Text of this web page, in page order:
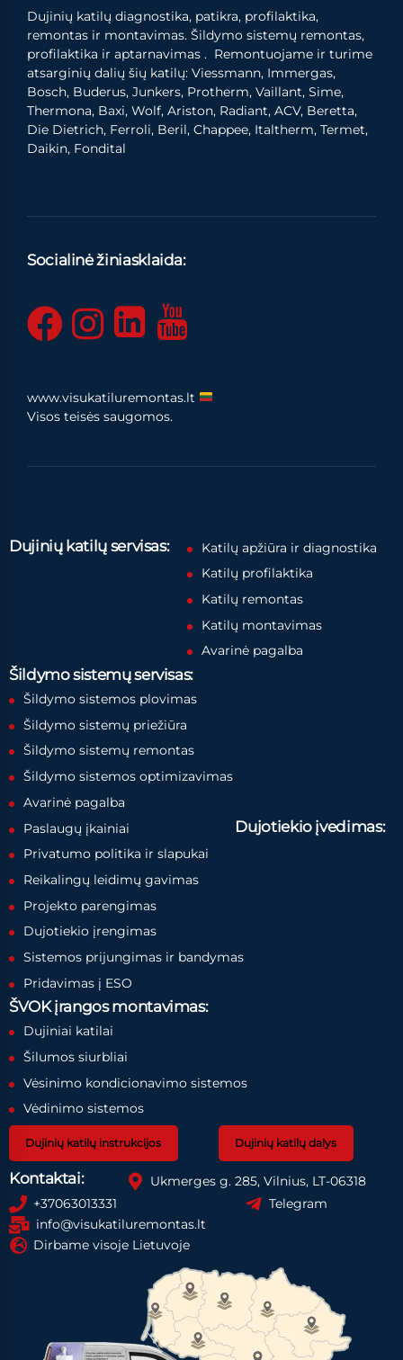
Dujinių katilų diagnostika, patikra, profilaktika,
remontas ir montavimas. Šildymo sistemų remontas,
profilaktika ir aptarnavimas . Remontuojame ir turime
atsarginių dalių šių katilų: Viessmann, Immergas,
Bosch, Buderus, Junkers, Protherm, Vaillant, Sime,
Thermona, Baxi, Wolf, Ariston, Radiant, ACV, Beretta,
Die Dietrich, Ferroli, Beril, Chappee, Italtherm, Termet,
Daikin, Fondital
Socialinė žiniasklaida:
www.visukatiluremontas.lt
Visos teisės saugomos.
Dujinių katilų servisas:
Katilų apžiūra ir diagnostika
Katilų profilaktika
Katilų remontas
Katilų montavimas
Avarinė pagalba
Šildymo sistemų servisas:
Šildymo sistemos plovimas
Šildymo sistemų priežiūra
Šildymo sistemų remontas
Šildymo sistemos optimizavimas
Avarinė pagalba
Paslaugų įkainiai
Privatumo politika ir slapukai
Dujotiekio įvedimas:
Reikalingų leidimų gavimas
Projekto parengimas
Dujotiekio įrengimas
Sistemos prijungimas ir bandymas
Pridavimas į ESO
ŠVOK įrangos montavimas:
Dujiniai katilai
Šilumos siurbliai
Vėsinimo kondicionavimo sistemos
Vėdinimo sistemos
Dujinių katilų instrukcijos Dujinių katilų dalys
Kontaktai:
Ukmerges g. 285, Vilnius, LT-06318
+37063013331
Telegram
info@visukatiluremontas.lt
Dirbame visoje Lietuvoje